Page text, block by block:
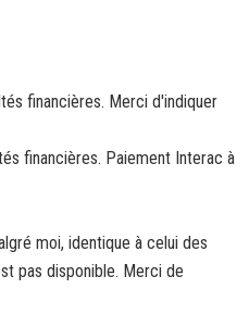
financières. Merci d'indiquer
financières. Paiement Interac à
moi, identique à celui des
pas disponible. Merci de